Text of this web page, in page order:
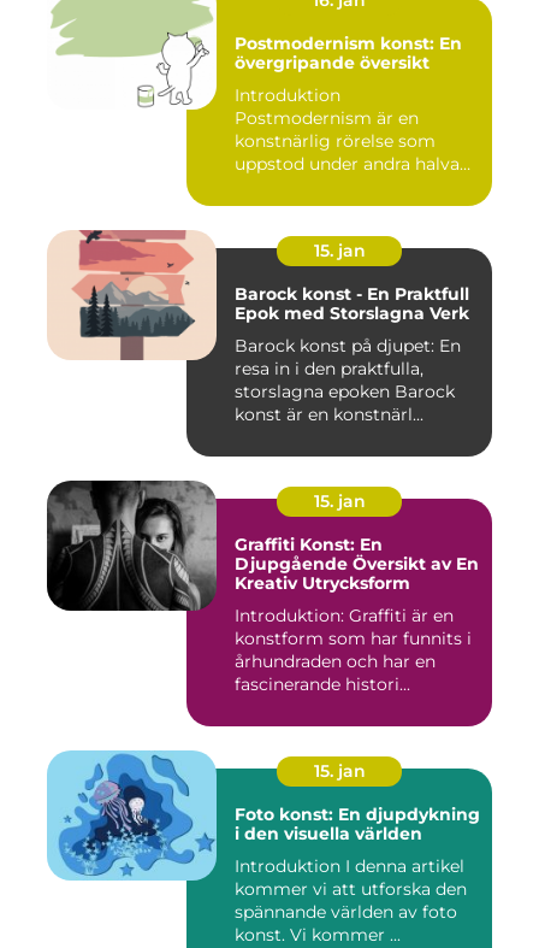
Postmodernism konst: En
övergripande översikt
Introduktion
Postmodernism är en
konstnärlig rörelse som
uppstod under andra halvan
15. jan
Barock konst - En Praktfull
Epok med Storslagna Verk
Barock konst på djupet: En
resa in i den praktfulla,
storslagna epoken Barock
konst är en konstnärl...
15. jan
Graffiti Konst: En
Djupgående Översikt av En
Kreativ Utrycksform
Introduktion: Graffiti är en
konstform som har funnits i
århundraden och har en
fascinerande histori...
15. jan
Foto konst: En djupdykning
i den visuella världen
Introduktion I denna artikel
kommer vi att utforska den
spännande världen av foto
konst. Vi kommer ...